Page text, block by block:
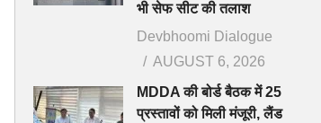
भी सेफ सीट की तलाश
Devbhoomi Dialogue
AUGUST 6, 2026
MDDA की बोर्ड बैठक में 25
प्रस्तावों को मिली मंजूरी, लैंड